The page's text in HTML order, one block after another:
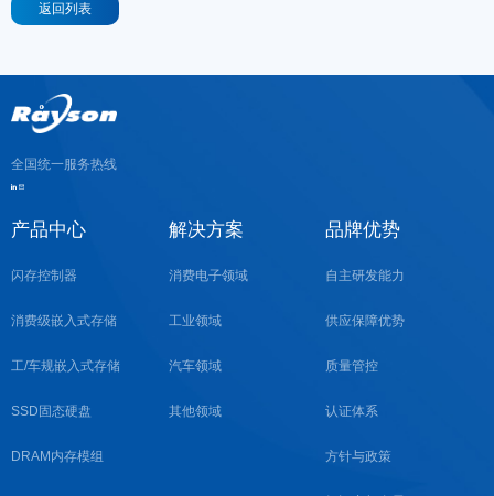
返回列表
全国统一服务热线
产品中心
闪存控制器
消费级嵌入式存储
工/车规嵌入式存储
SSD固态硬盘
DRAM内存模组
解决方案
消费电子领域
工业领域
汽车领域
其他领域
品牌优势
自主研发能力
供应保障优势
质量管控
认证体系
方针与政策